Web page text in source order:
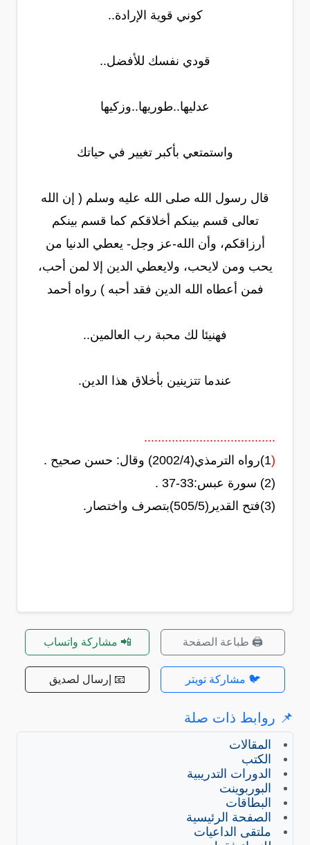
كوني قوية الإرادة..
قودي نفسك للأفضل..
عدليها..طوريها..وزكيها
واستمتعي بأكبر تغيير في حياتك
قال رسول الله صلى الله عليه وسلم ( إن الله
تعالى قسم بينكم أخلاقكم كما قسم بينكم
أرزاقكم، وأن الله-عز وجل- يعطي الدنيا من
يحب ومن لايحب، ولايعطي الدين إلا لمن أحب،
فمن أعطاه الله الدين فقد أحبه ) رواه أحمد
فهنيئا لك محبة رب العالمين..
عندما تتزينين بأخلاق هذا الدين.
......................................
(1)رواه الترمذي(2002/4) وقال: حسن صحيح .
(2) سورة عبس:33-37 .
(3)فتح القدير(505/5)بتصرف واختصار.
🖨️ طباعة الصفحة 📲 مشاركة واتساب
🐦 مشاركة تويتر 📧 إرسال لصديق
📌 روابط ذات صلة
المقالات
الكتب
الدورات التدريبية
البوربوينت
البطاقات
الصفحة الرئيسية
ملتقى الداعيات